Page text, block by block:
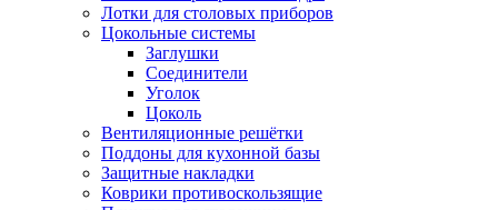
Лотки для столовых приборов
Цокольные системы
Заглушки
Соединители
Уголок
Цоколь
Вентиляционные решётки
Поддоны для кухонной базы
Защитные накладки
Коврики противоскользящие